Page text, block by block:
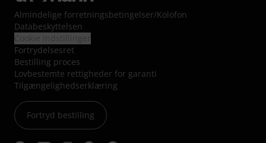
Almindelige forretningsbetingelser/Kolofon
Databeskyttelsen
Fortrydelsesret
Bestilling proces
Lovbestemte rettigheder for garanti
Tilgængelighedserklæring
Fortryd bestilling